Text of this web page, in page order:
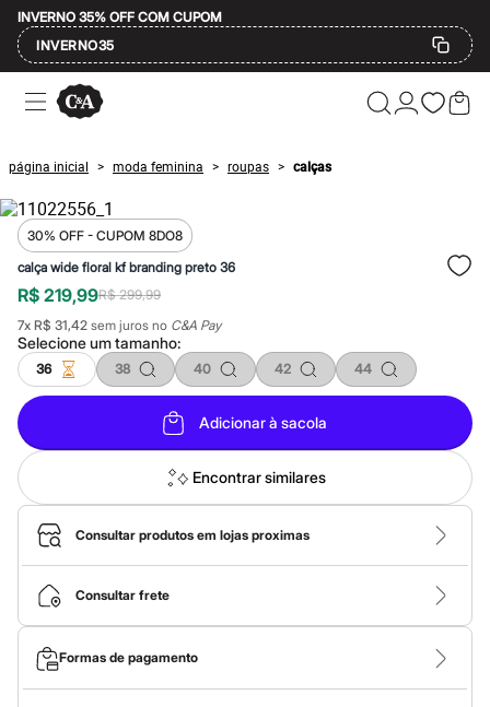
INVERNO 35% OFF COM CUPOM
INVERNO35
Ofertas
Compre por Departamento
Masculino
Infantil
Calçados
Mindse7
Plus Size
Até 20% off
Até 40% off
Até 60% off
A partir de 60% off
Feminino
Em alta
Inverno
Alfaiataria
Novidades
Roupas
Blusas e Camisetas
Básicos
Calças
Casacos e Jaquetas
Jeans
Macacões
Saias
Shorts e Bermudas
Vestidos
Acessórios
Bolsas
Bonés e Chapéus
Bijoux
página inicial > moda feminina > roupas > calças
30% OFF - CUPOM 8DO8
calça wide floral kf branding preto 36
R$ 219,99R$ 299,99
7x R$ 31,42 sem juros no C&A Pay
Selecione umtamanho:
36 38 40 42 44
Adicionar à sacola
Encontrar similares
Consultar produtos em lojas proximas
Consultar frete
Formas de pagamento